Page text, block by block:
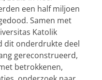
een half miljoen
Samen met
Katolik
dit onderdrukte deel
gereconstrueerd,
betrokkenen,